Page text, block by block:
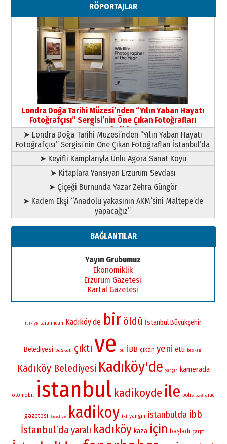
Yusuf POLAT
Şampiyonluk Sebahattin Şirin’e
yazar
11 Mayıs 2026 Pazartesi
RÖPORTAJLAR
Londra Doğa Tarihi Müzesi’nden “Yılın Yaban Hayatı
Fotoğrafçısı” Sergisi’nin Öne Çıkan Fotoğrafları
İstanbul’da
➤ Londra Doğa Tarihi Müzesi’nden “Yılın Yaban Hayatı
Fotoğrafçısı” Sergisi’nin Öne Çıkan Fotoğrafları İstanbul’da
➤ Keyifli Kamplarıyla Ünlü Agora Sanat Köyü
➤ Kitaplara Yansıyan Erzurum Sevdası
➤ Çiçeği Burnunda Yazar Zehra Güngör
➤ Kadem Ekşi “Anadolu yakasının AKM’sini Maltepe’de
yapacağız”
BAĞLANTILAR
Yayın Grubumuz
Ekonomiklik
Erzurum Gazetesi
Kartal Gazetesi
turkiye tarafından Kadıköy’de biröldü İstanbul Büyükşehir
Belediyesi baskan çıktı ve bu İBB çıkan yeni etti baskani
Kadıköy Belediyesi Kadıköy'de yangın kamerada
otomobil istanbul kadikoyde ile polis özel arac
gazetesi Belediye kadikoy iki yangin istanbulda ibb
İstanbul’da yaralı kadıköy kaza için başladı çarptı